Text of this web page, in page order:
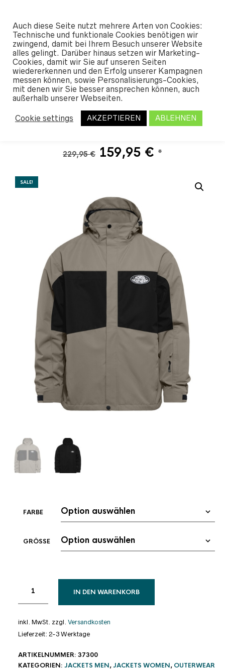
START/ SHOP/OUTERWEAR/JACKET
S MEN/ HORSEFEATHERS MORRIS JACKET
2026
Horsefeathers Morris
Jacket 2026
229,95€ Ursprünglicher
159,95 € Aktueller
159,95 €.
*
SALE!
FARBE
GRÖSSE
IN DEN WARENKORB
inkl. MwSt. zzgl. Versandkosten
Lieferzeit: 2-3 Werktage
ARTIKELNUMMER: 37300
KATEGORIEN: JACKETS MEN,JACKETS WOMEN, OUTERWEAR
Auch diese Seite nutzt mehrere Arten von Cookies:
Technische und funktionale Cookies benötigen wir
zwingend, damit bei Ihrem Besuch unserer Website
alles gelingt. Darüber hinaus setzen wir Marketing-
Cookies, damit wir Sie auf unseren Seiten
wiedererkennen und den Erfolg unserer Kampagnen
messen können, sowie Personalisierungs-Cookies,
mit denen wir Sie besser ansprechen können, auch
außerhalb unserer Webseiten.
Cookie settings AKZEPTIEREN ABLEHNEN